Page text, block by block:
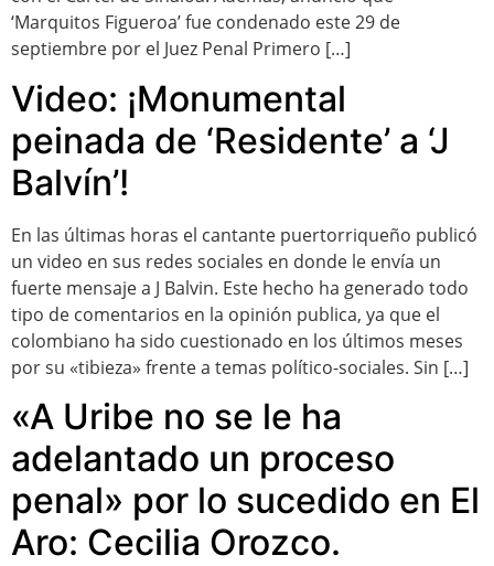
‘Marquitos Figueroa’ fue condenado este 29 de
septiembre por el Juez Penal Primero […]
Video: ¡Monumental
peinada de ‘Residente’ a ‘J
Balvín’!
En las últimas horas el cantante puertorriqueño publicó
un video en sus redes sociales en donde le envía un
fuerte mensaje a J Balvin. Este hecho ha generado todo
tipo de comentarios en la opinión publica, ya que el
colombiano ha sido cuestionado en los últimos meses
por su «tibieza» frente a temas político-sociales. Sin […]
«A Uribe no se le ha
adelantado un proceso
penal» por lo sucedido en El
Aro: Cecilia Orozco.